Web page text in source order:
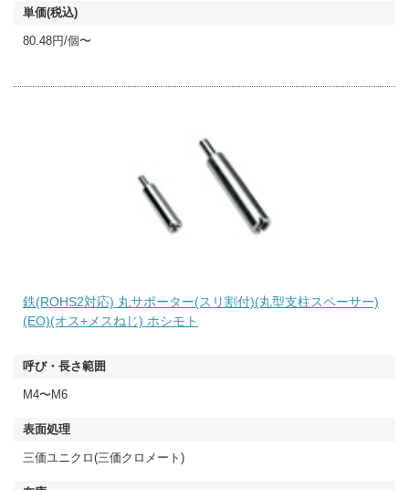
80.48円/個〜
鉄(ROHS2対応) 丸サポーター(スリ割付)(丸型支柱スペーサー)
(EO)(オス+メスねじ) ホシモト
M4〜M6
三価ユニクロ(三価クロメート)